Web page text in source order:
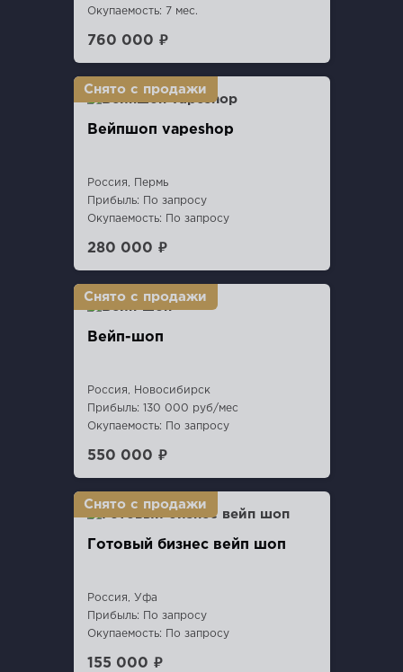
Окупаемость: 7 мес.
760 000 ₽
Вейпшоп vapeshop
Россия, Пермь
Прибыль: По запросу
Окупаемость: По запросу
280 000 ₽
Вейп-шоп
Россия, Новосибирск
Прибыль: 130 000 руб/мес
Окупаемость: По запросу
550 000 ₽
Готовый бизнес вейп шоп
Россия, Уфа
Прибыль: По запросу
Окупаемость: По запросу
155 000 ₽